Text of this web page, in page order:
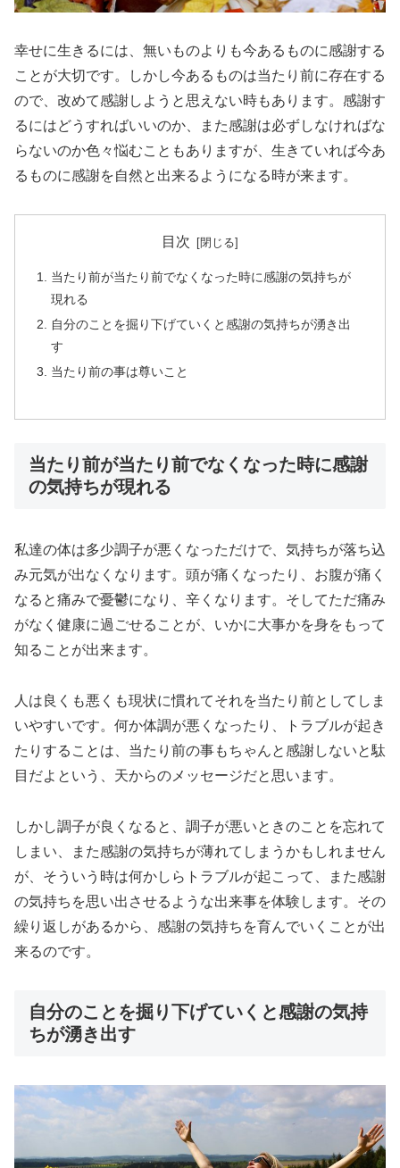
幸せに生きるには、無いものよりも今あるものに感謝する
ことが大切です。しかし今あるものは当たり前に存在する
ので、改めて感謝しようと思えない時もあります。感謝す
るにはどうすればいいのか、また感謝は必ずしなければな
らないのか色々悩むこともありますが、生きていれば今あ
るものに感謝を自然と出来るようになる時が来ます。
目次
当たり前が当たり前でなくなった時に感謝の気持ちが
現れる
自分のことを掘り下げていくと感謝の気持ちが湧き出
す
当たり前の事は尊いこと
当たり前が当たり前でなくなった時に感謝
の気持ちが現れる
私達の体は多少調子が悪くなっただけで、気持ちが落ち込
み元気が出なくなります。頭が痛くなったり、お腹が痛く
なると痛みで憂鬱になり、辛くなります。そしてただ痛み
がなく健康に過ごせることが、いかに大事かを身をもって
知ることが出来ます。
人は良くも悪くも現状に慣れてそれを当たり前としてしま
いやすいです。何か体調が悪くなったり、トラブルが起き
たりすることは、当たり前の事もちゃんと感謝しないと駄
目だよという、天からのメッセージだと思います。
しかし調子が良くなると、調子が悪いときのことを忘れて
しまい、また感謝の気持ちが薄れてしまうかもしれません
が、そういう時は何かしらトラブルが起こって、また感謝
の気持ちを思い出させるような出来事を体験します。その
繰り返しがあるから、感謝の気持ちを育んでいくことが出
来るのです。
自分のことを掘り下げていくと感謝の気持
ちが湧き出す